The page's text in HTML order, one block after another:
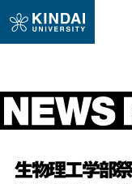
生物理工学部祭